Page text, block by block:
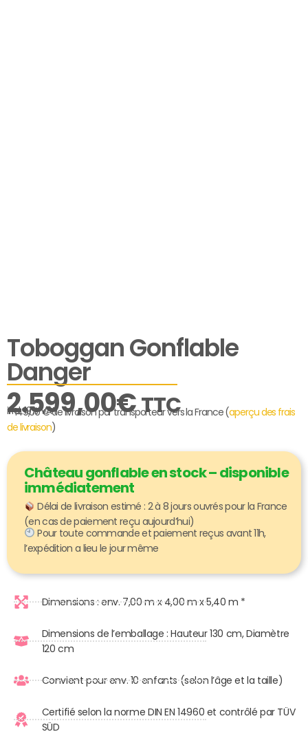
Toboggan Gonflable
Danger
2.599,00€TTC
incl. 19% VAT
+ 149,00 € de livraison par transporteur vers la France (aperçu des frais
de livraison)
Château gonflable en stock – disponible
immédiatement
Délai de livraison estimé : 2 à 8 jours ouvrés pour la France
(en cas de paiement reçu aujourd’hui)
Pour toute commande et paiement reçus avant 11h,
l’expédition a lieu le jour même
Dimensions : env. 7,00 m x 4,00 m x 5,40 m *
Dimensions de l’emballage : Hauteur 130 cm, Diamètre
120 cm
Convient pour env. 10 enfants (selon l’âge et la taille)
Certifié selon la norme DIN EN 14960 et contrôlé par TÜV
SÜD